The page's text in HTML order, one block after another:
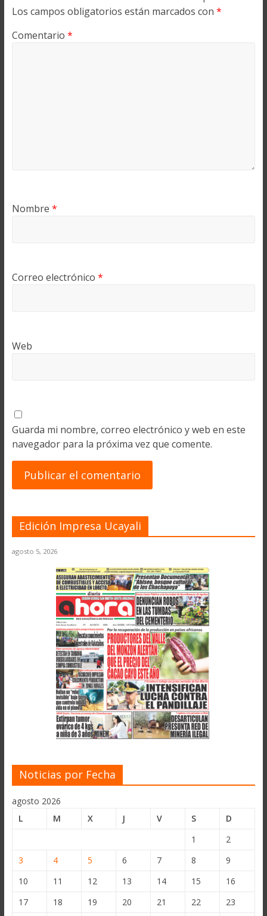
Los campos obligatorios están marcados con *
Comentario *
Nombre *
Correo electrónico *
Web
Guarda mi nombre, correo electrónico y web en este
navegador para la próxima vez que comente.
Edición Impresa Ucayali
agosto 5, 2026
Noticias por Fecha
agosto 2026
L
M X J V S
D
1
2
3
4 5 6 7 8
9
10
11 12 13 14 15
16
17
18 19 20 21 22
23